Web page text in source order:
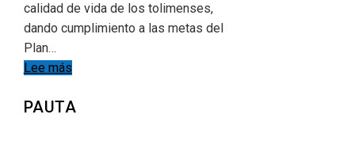
calidad de vida de los tolimenses,
dando cumplimiento a las metas del
Plan…
Lee más
PAUTA